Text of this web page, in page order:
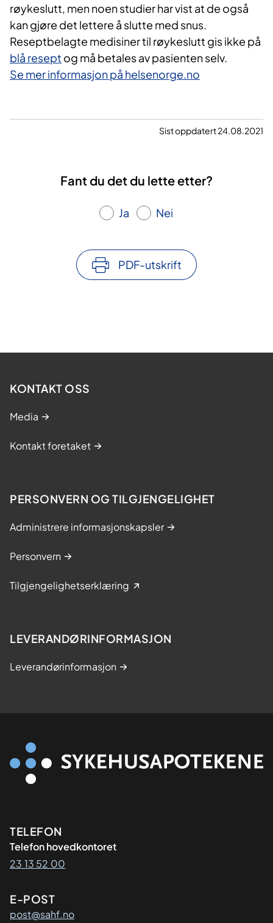
røykeslutt, men noen studier har vist at de også
kan gjøre det lettere å slutte med snus.
Reseptbelagte medisiner til røykeslutt gis ikke på
blå resept og må betales av pasienten selv.
Se mer informasjon på helsenorge.no
Sist oppdatert 24.08.2021
Fant du det du lette etter?
Ja Nei
PDF-utskrift
KONTAKT OSS
Media
Kontakt foretaket
PERSONVERN OG TILGJENGELIGHET
Administrere informasjonskapsler
Personvern
Tilgjengelighetserklæring
LEVERANDØRINFORMASJON
Leverandørinformasjon
Kontaktinformasjon
TELEFON
Telefon hovedkontoret
23 13 52 00
E-POST
post@sahf.no